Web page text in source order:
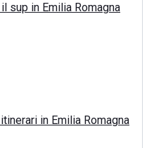
sup in Emilia Romagna
in Emilia Romagna